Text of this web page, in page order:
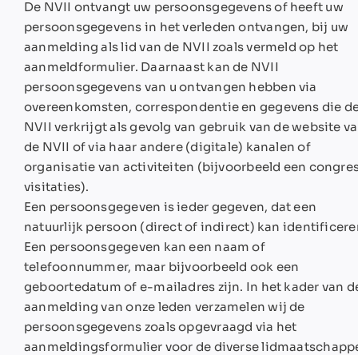
De NVII ontvangt uw persoonsgegevens of heeft uw
persoonsgegevens in het verleden ontvangen, bij uw
aanmelding als lid van de NVII zoals vermeld op het
aanmeldformulier. Daarnaast kan de NVII
persoonsgegevens van u ontvangen hebben via
overeenkomsten, correspondentie en gegevens die
NVII verkrijgt als gevolg van gebruik van de website
de NVII of via haar andere (digitale) kanalen of
organisatie van activiteiten (bijvoorbeeld een
visitaties).
Een persoonsgegeven is ieder gegeven, dat een
natuurlijk persoon (direct of indirect) kan
Een persoonsgegeven kan een naam of
telefoonnummer, maar bijvoorbeeld ook een
geboortedatum of e-mailadres zijn. In het kader van
aanmelding van onze leden verzamelen wij de
persoonsgegevens zoals opgevraagd via het
aanmeldingsformulier voor de diverse